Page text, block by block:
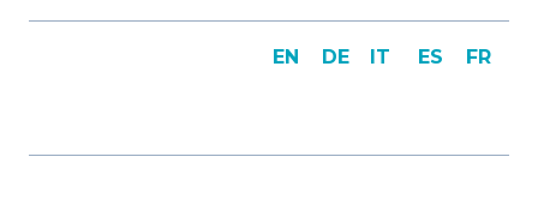
EN DE IT ES FR